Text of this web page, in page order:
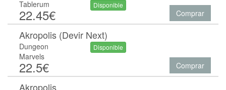
Tablerum
22.45€
Disponible
Comprar
Akropolis (Devir Next)
Dungeon
Marvels
22.5€
Disponible
Comprar
Akropolis